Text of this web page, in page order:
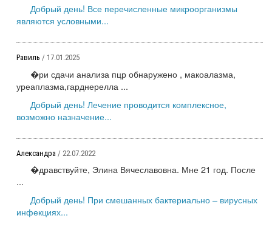
Добрый день! Все перечисленные микроорганизмы
являются условными...
Равиль / 17.01.2025
�ри сдачи анализа пцр обнаружено , макоалазма,
уреаплазма,гарднерелла ...
Добрый день! Лечение проводится комплексное,
возможно назначение...
Александра / 22.07.2022
�дравствуйте, Элина Вячеславовна. Мне 21 год. После
...
Добрый день! При смешанных бактериально – вирусных
инфекциях...